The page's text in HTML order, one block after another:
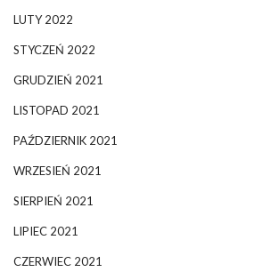
LUTY 2022
STYCZEŃ 2022
GRUDZIEŃ 2021
LISTOPAD 2021
PAŹDZIERNIK 2021
WRZESIEŃ 2021
SIERPIEŃ 2021
LIPIEC 2021
CZERWIEC 2021